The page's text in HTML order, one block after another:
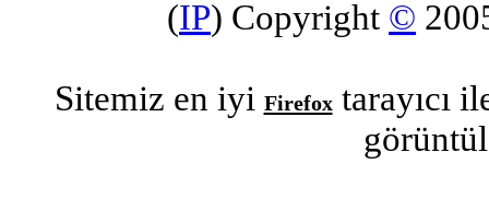
(IP) Copyright ©
Sitemiz en iyi Firefoxtarayıcı